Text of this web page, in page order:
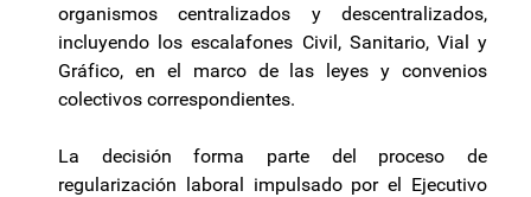
organismos centralizados y descentralizados,
incluyendo los escalafones Civil, Sanitario, Vial y
Gráfico, en el marco de las leyes y convenios
colectivos correspondientes.
La decisión forma parte del proceso de
regularización laboral impulsado por el Ejecutivo